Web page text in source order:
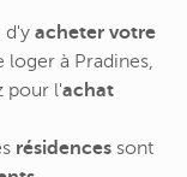
d'y acheter votre
loger à Pradines,
pour l'achat
résidences sont